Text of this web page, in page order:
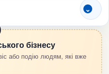
бізнесу
або подію людям, які вже